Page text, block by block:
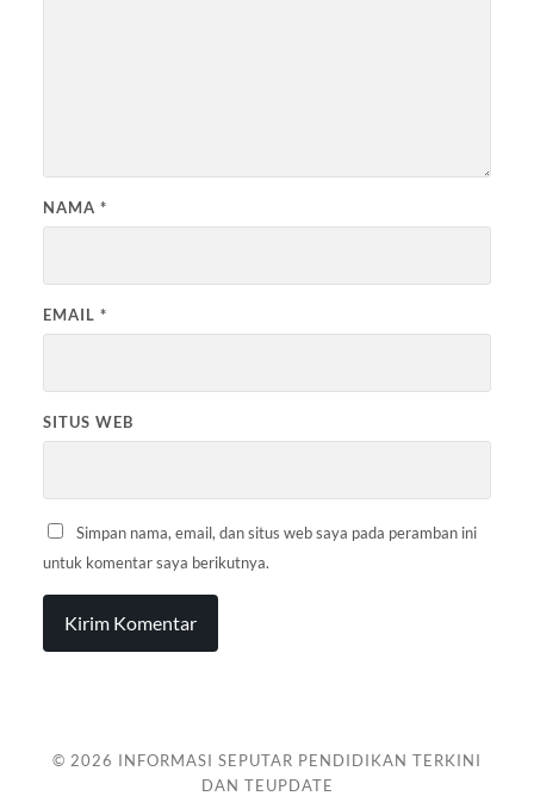
NAMA *
EMAIL *
SITUS WEB
Simpan nama, email, dan situs web saya pada peramban ini
untuk komentar saya berikutnya.
© 2026 INFORMASI SEPUTAR PENDIDIKAN TERKINI
DAN TEUPDATE